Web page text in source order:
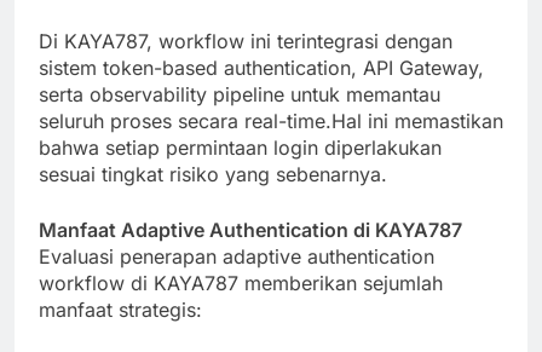
Di KAYA787, workflow ini terintegrasi dengan
sistem token-based authentication, API Gateway,
serta observability pipeline untuk memantau
seluruh proses secara real-time.Hal ini memastikan
bahwa setiap permintaan login diperlakukan
sesuai tingkat risiko yang sebenarnya.
Manfaat Adaptive Authentication di KAYA787
Evaluasi penerapan adaptive authentication
workflow di KAYA787 memberikan sejumlah
manfaat strategis: